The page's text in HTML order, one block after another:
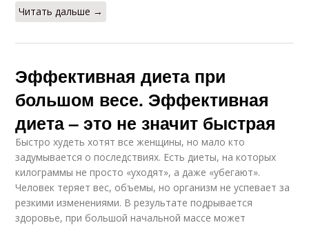
Читать дальше →
Эффективная диета при
большом весе. Эффективная
диета – это не значит быстрая
Быстро худеть хотят все женщины, но мало кто
задумывается о последствиях. Есть диеты, на которых
килограммы не просто «уходят», а даже «убегают».
Человек теряет вес, объемы, но организм не успевает за
резкими изменениями. В результате подрывается
здоровье, при большой начальной массе может